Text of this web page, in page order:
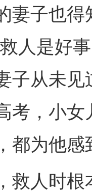
子也得
人是好
子从未
考，小
都为他感
人时根